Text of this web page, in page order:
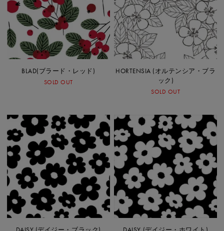
BLAD(ブラード・レッド)
SOLD OUT
HORTENSIA (オルテンシア・ブラ
ック)
SOLD OUT